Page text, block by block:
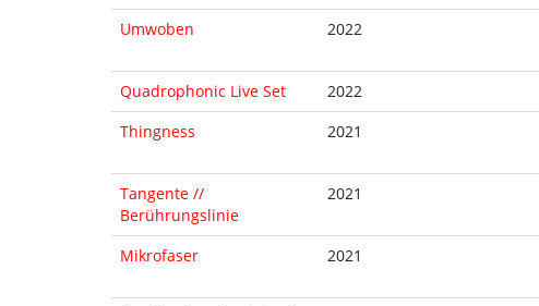
Umwoben
2022
Quadrophonic Live Set
2022
Thingness
2021
Tangente //
Berührungslinie
2021
Mikrofaser
2021